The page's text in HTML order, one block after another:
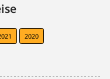
2020